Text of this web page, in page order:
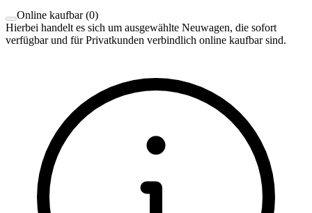
Online kaufbar(0)
Hierbei handelt es sich um ausgewählte Neuwagen, die sofort
verfügbar und für Privatkunden verbindlich online kaufbar sind.